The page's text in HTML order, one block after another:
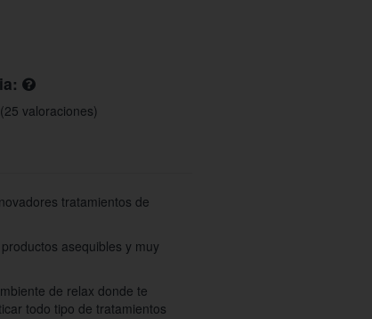
(25 valoraciones)
tratamientos de
asequibles y muy
de relax donde te
todo tipo de tratamientos